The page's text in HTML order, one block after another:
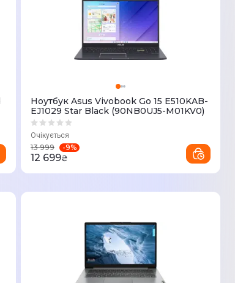
Ноутбук Asus Vivobook Go 15 E510KAB-
EJ1029 Star Black (90NB0UJ5-M01KV0)
Очікується
13 999 -9%
12 699₴